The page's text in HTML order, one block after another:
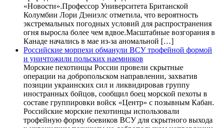
«Новости».Профессор Университета Британской
Колумбии Лори Дэниэлс отметила, что вероятность
экстремальных погодных условий для распространения
огня выросла более чем вдвое.Масштабные возгорания в
Канаде начались в мае из-за аномальной […]
Российские морпехи обманули ВСУ трофейной формой
и уничтожили польских наемников
Морские пехотинцы России провели скрытные
операции на добропольском направлении, захватив
позиции украинских сил и ликвидировав группу
иностранных бойцов, сообщил боец морской пехоты в
составе группировки войск «Центр» с позывным Кабан.
Российские морские пехотинцы использовали
трофейную форму боевиков ВСУ для скрытного выхода